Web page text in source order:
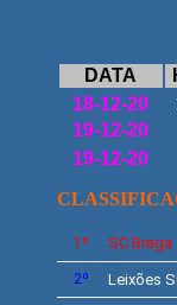
DATA
18-12-20
19-12-20
19-12-20
1º SCBraga
2º Leixões